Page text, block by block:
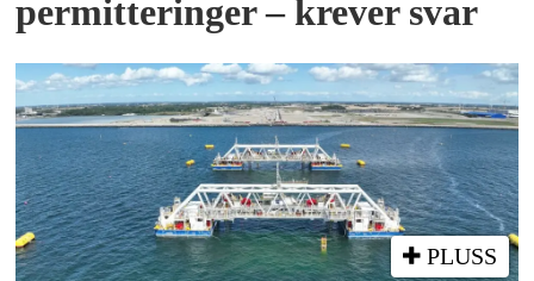
permitteringer – krever svar
PLUSS